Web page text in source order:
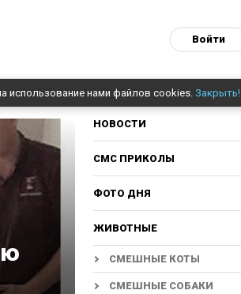
Войти
использование нами файлов cookies. Закрыть!
НОВОСТИ
СМС ПРИКОЛЫ
ФОТО ДНЯ
ЖИВОТНЫЕ
СМЕШНЫЕ КОТЫ
СМЕШНЫЕ СОБАКИ